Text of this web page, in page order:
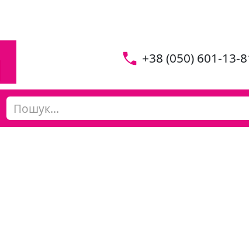
+38 (050) 601-13-